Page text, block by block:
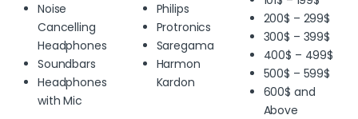
Noise
Cancelling
Headphones
Soundbars
Headphones
with Mic
Philips
Protronics
Saregama
Harmon
Kardon
200$ – 299$
300$ – 399$
400$ – 499$
500$ – 599$
600$ and
Above